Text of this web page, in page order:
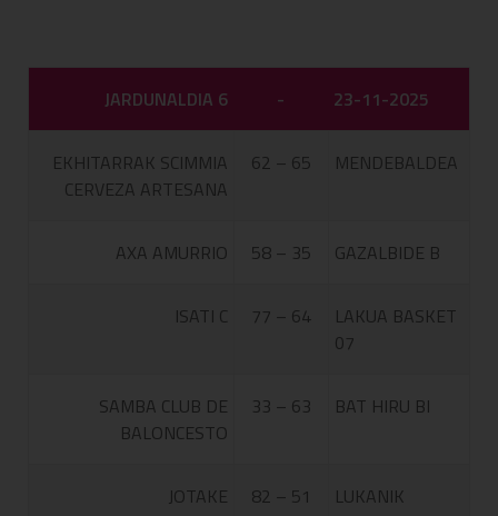
JARDUNALDIA 6 - 23-11-2025
EKHITARRAK SCIMMIA
CERVEZA ARTESANA
62 – 65 MENDEBALDEA
AXA AMURRIO 58 – 35 GAZALBIDE B
ISATI C 77 – 64
LAKUA BASKET
07
SAMBA CLUB DE
BALONCESTO
33 – 63 BAT HIRU BI
JOTAKE 82 – 51 LUKANIK